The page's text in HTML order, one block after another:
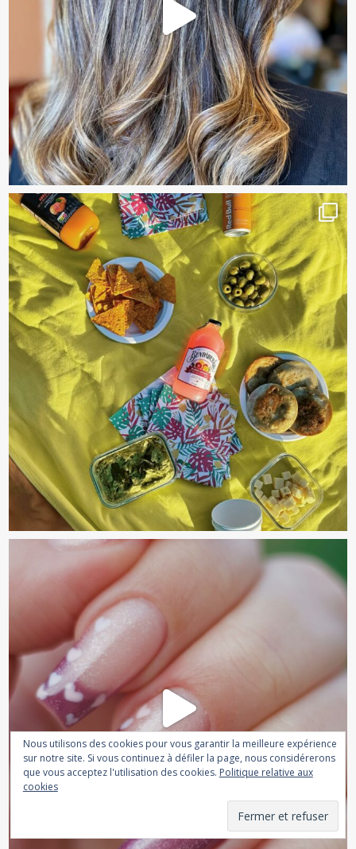
Nous utilisons des cookies pour vous garantir la meilleure expérience
sur notre site. Si vous continuez à défiler la page, nous considérerons
que vous acceptez l'utilisation des cookies. Politique relative aux
cookies